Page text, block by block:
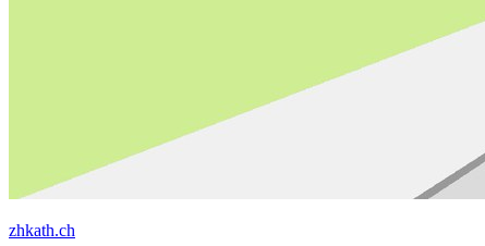
zhkath.ch